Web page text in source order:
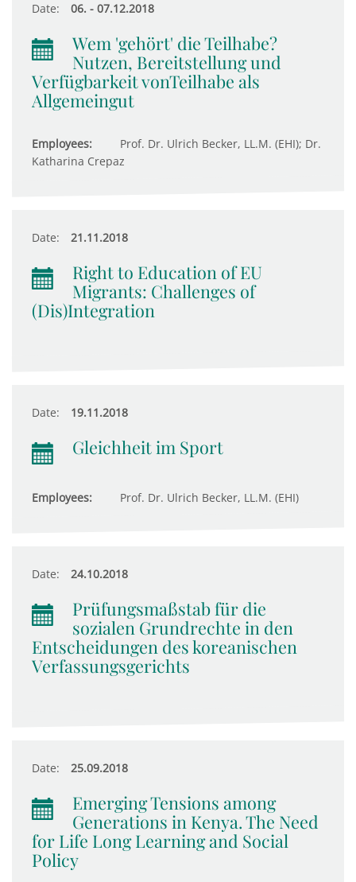
Date: 06. - 07.12.2018
Wem 'gehört' die Teilhabe?
Nutzen, Bereitstellung und
Verfügbarkeit vonTeilhabe als
Allgemeingut
Employees:
Prof. Dr. Ulrich Becker, LL.M. (EHI); Dr.
Katharina Crepaz
Date: 21.11.2018
Right to Education of EU
Migrants: Challenges of
(Dis)Integration
Date: 19.11.2018
Gleichheit im Sport
Employees: Prof. Dr. Ulrich Becker, LL.M. (EHI)
Date: 24.10.2018
Prüfungsmaßstab für die
sozialen Grundrechte in den
Entscheidungen des koreanischen
Verfassungsgerichts
Date: 25.09.2018
Emerging Tensions among
Generations in Kenya. The Need
for Life Long Learning and Social
Policy